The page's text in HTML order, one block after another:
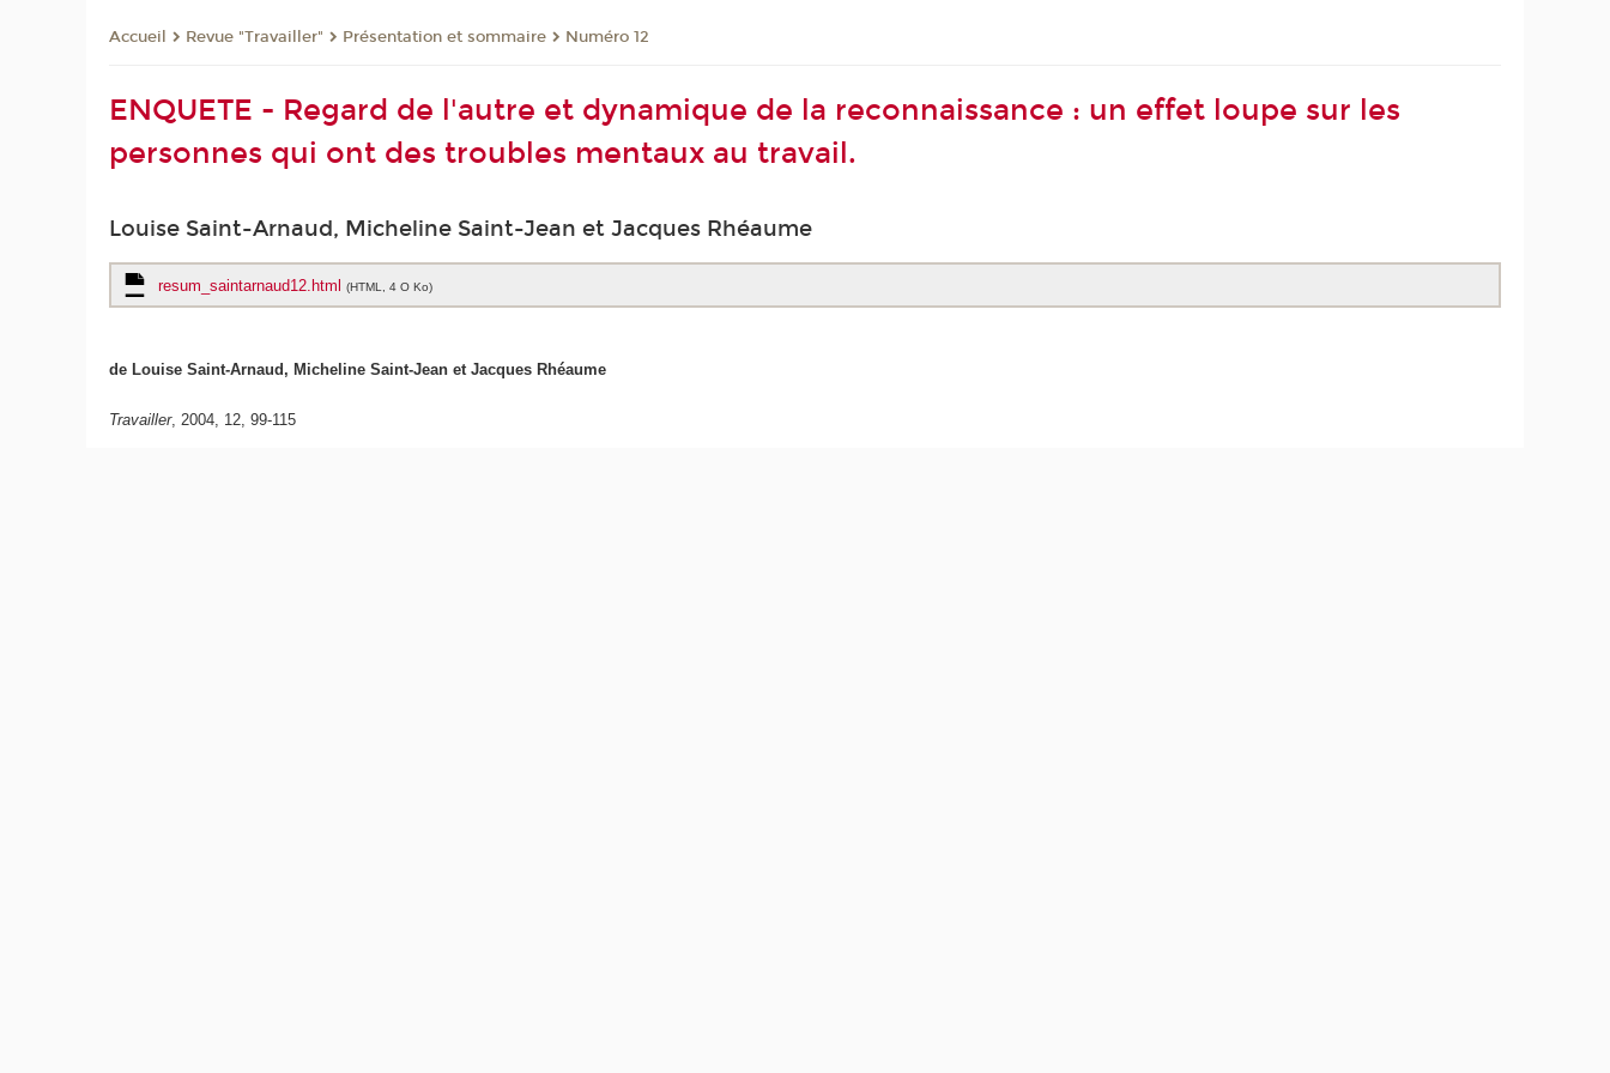
Accueil Revue "Travailler" Présentation et sommaire Numéro 12
ENQUETE - Regard de l'autre et dynamique de la reconnaissance : un effet loupe sur les
personnes qui ont des troubles mentaux au travail.
Louise Saint-Arnaud, Micheline Saint-Jean et Jacques Rhéaume
resum_saintarnaud12.html(HTML, 4 O Ko)
de Louise Saint-Arnaud, Micheline Saint-Jean et Jacques Rhéaume
Travailler, 2004, 12, 99-115